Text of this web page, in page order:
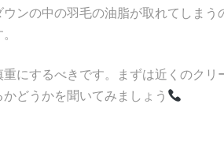
ンの中の羽毛の油脂が取れてしまう
にするべきです。まずは近くのクリ
どうかを聞いてみましょう